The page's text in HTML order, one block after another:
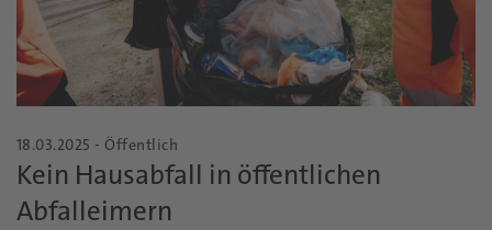
18.03.2025 - Öffentlich
Kein Hausabfall in öffentlichen
Abfalleimern